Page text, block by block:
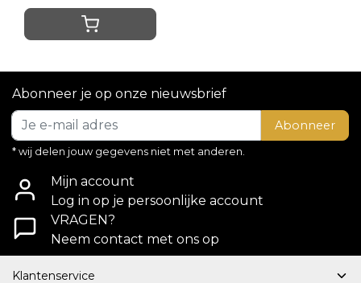
Abonneer je op onze nieuwsbrief
Abonneer
* wij delen jouw gegevens niet met anderen.
Mijn account
Log in op je persoonlijke account
VRAGEN?
Neem contact met ons op
Klantenservice